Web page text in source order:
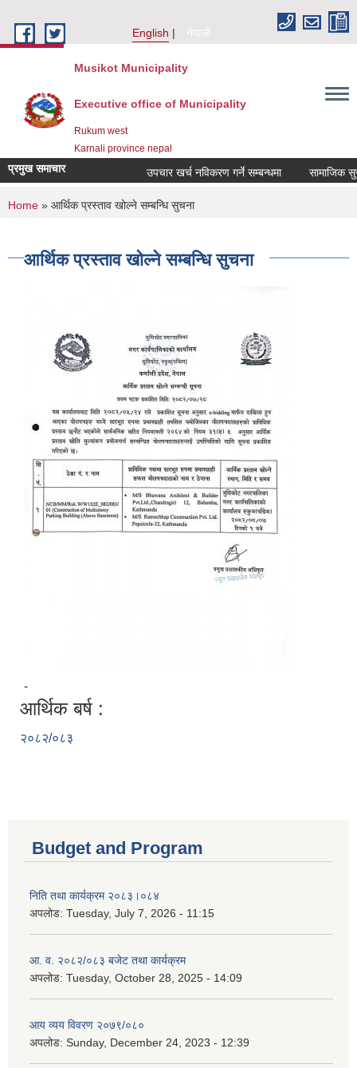
English
नेपाली
Musikot Municipality
Executive office of Municipality
Rukum west
Karnali province nepal
प्रमुख समाचार उपचार खर्च नविकरण गर्ने सम्बन्धमा
You are here
Home » आर्थिक प्रस्ताव खोल्ने सम्बन्धि सुचना
आर्थिक प्रस्ताव खोल्ने सम्बन्धि सुचना
-
आर्थिक बर्ष :
२०८२/०८३
Budget and Program
निति तथा कार्यक्रम २०८३।०८४
अपलोड: Tuesday, July 7, 2026 - 11:15
आ. व. २०८२/०८३ बजेट तथा कार्यक्रम
अपलोड: Tuesday, October 28, 2025 - 14:09
आय व्यय विवरण २०७९/०८०
अपलोड: Sunday, December 24, 2023 - 12:39